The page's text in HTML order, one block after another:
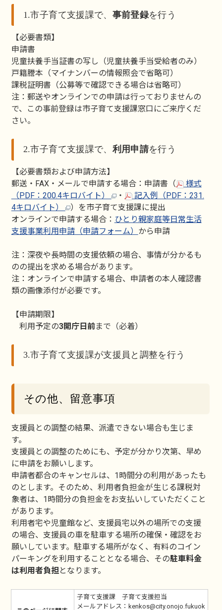
1.市子育て支援課で、 事前登録を行う
【必要書類】
申請書
児童扶養手当証書の写し（児童扶養手当受給者のみ）
戸籍謄本（マイナンバーの情報照会で省略可）
課税証明書（公募等で確認できる場合は省略可）
注：郵送やオンラインでの申請は行っておりませんの
で、この事前登録は市子育て支援課窓口にご来庁くだ
さい。
2.市子育て支援課で、 利用申請を行う
【必要書類および申請方法】
郵送・FAX・メールで申請する場合：申請書（
様式
（PDF：200.4キロバイト）
・
記入例（PDF：231.
4キロバイト）
）を市子育て支援課に提出
オンラインで申請する場合： ひとり親家庭等日常生活
支援事業利用申請（申請フォーム） から申請
注：深夜や長時間の支援依頼の場合、事情が分かるも
のの提出を求める場合があります。
注：オンラインで申請する場合、申請者の本人確認書
類の画像添付が必要です。
【申請期限】
利用予定の3開庁日前まで（必着）
3.市子育て支援課が支援員と調整を行う
その他、留意事項
支援員との調整の結果、派遣できない場合も生じま
す。
支援員との調整のためにも、予定が分かり次第、早め
に申請をお願いします。
申請者都合のキャンセルは、1時間分の利用があったも
のとします。そのため、利用者負担金が生じる課税対
象者は、1時間分の負担金をお支払いしていただくこと
があります。
利用者宅や児童館など、支援員宅以外の場所での支援
の場合、支援員の車を駐車する場所の確保・確認をお
願いしています。駐車する場所がなく、有料のコイン
パーキングを利用することとなる場合、その駐車料金
は利用者負担となります。
子育て支援課 子育て支援担当
メールアドレス：kenkos@city.onojo.fukuok